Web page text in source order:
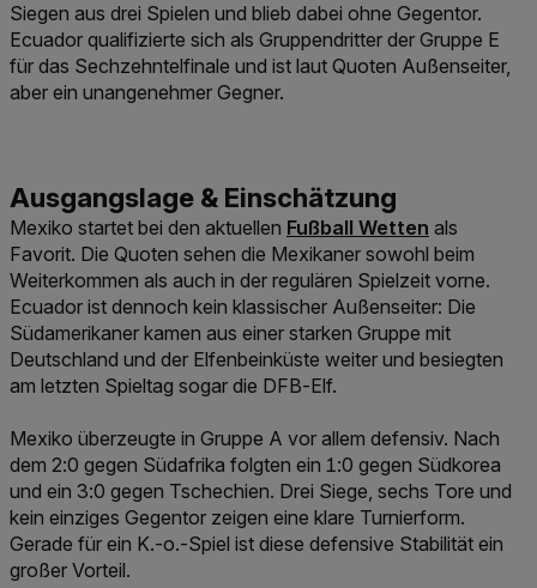
Siegen aus drei Spielen und blieb dabei ohne Gegentor.
Ecuador qualifizierte sich als Gruppendritter der Gruppe E
für das Sechzehntelfinale und ist laut Quoten Außenseiter,
aber ein unangenehmer Gegner.
Mexiko startet bei den aktuellen Link der zu https://
Fußball Wetten als
Favorit. Die Quoten sehen die Mexikaner sowohl beim
Weiterkommen als auch in der regulären Spielzeit vorne.
Ecuador ist dennoch kein klassischer Außenseiter: Die
Südamerikaner kamen aus einer starken Gruppe mit
Deutschland und der Elfenbeinküste weiter und besiegten
am letzten Spieltag sogar die DFB-Elf.
Mexiko überzeugte in Gruppe A vor allem defensiv. Nach
dem 2:0 gegen Südafrika folgten ein 1:0 gegen Südkorea
und ein 3:0 gegen Tschechien. Drei Siege, sechs Tore und
kein einziges Gegentor zeigen eine klare Turnierform.
Gerade für ein K.-o.-Spiel ist diese defensive Stabilität ein
großer Vorteil.